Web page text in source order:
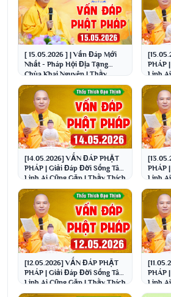
[ 15.05.2026 ] | Vấn Đáp Mới
Nhất - Pháp Hội Địa Tạng
Chùa Khai Nguyên | Thầy
Thích Đạo Thịnh
PHÁP
Linh
Đạo
[14.05.2026] VẤN ĐÁP PHẬT
PHÁP | Giải Đáp Đời Sống Tâm
Linh Ai Cũng Gặp | Thầy Thích
Đạo Thịnh
PHÁP
Linh
Đạo
[12.05.2026] VẤN ĐÁP PHẬT
PHÁP | Giải Đáp Đời Sống Tâm
Linh Ai Cũng Gặp | Thầy Thích
Đạo Thịnh
PHÁP
Linh
Đạo